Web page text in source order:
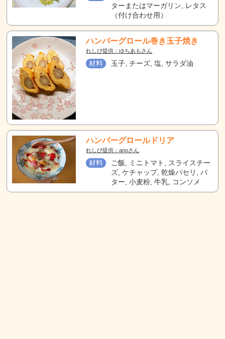
ターまたはマーガリン, レタス
（付け合わせ用）
ハンバーグロール巻き玉子焼き
れしぴ提供：ゆちあもさん
材料 玉子, チーズ, 塩, サラダ油
ハンバーグロールドリア
れしぴ提供：anoさん
材料
ご飯, ミニトマト, スライスチー
ズ, ケチャップ, 乾燥パセリ, バ
ター, 小麦粉, 牛乳, コンソメ